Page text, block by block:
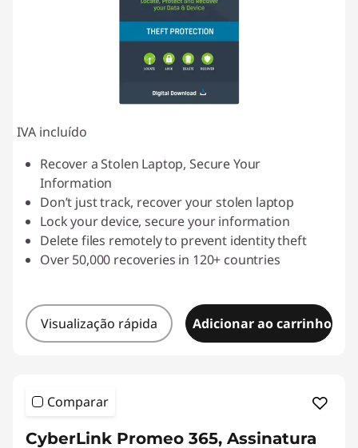
IVA incluído
Recover a Stolen Laptop, Secure Your
Information
Don’t just track, recover your stolen laptop
Lock your device, secure your information
Delete files remotely to prevent identity theft
Over 50,000 recoveries in 120+ countries
Visualização rápida Adicionar ao carrinho
Comparar
CyberLink Promeo 365, Assinatura